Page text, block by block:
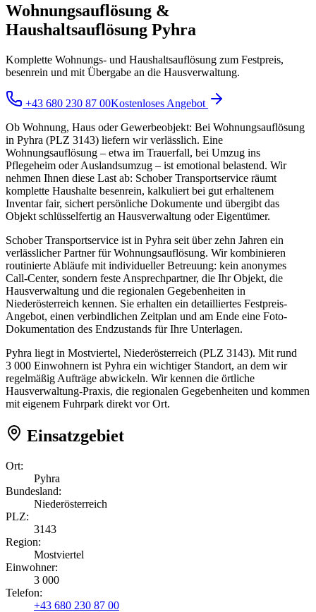
Wohnungsauflösung &
Haushaltsauflösung Pyhra
Komplette Wohnungs- und Haushaltsauflösung zum Festpreis,
besenrein und mit Übergabe an die Hausverwaltung.
+43 680 230 87 00Kostenloses Angebot
Ob Wohnung, Haus oder Gewerbeobjekt: Bei Wohnungsauflösung
in Pyhra (PLZ 3143) liefern wir verlässlich. Eine
Wohnungsauflösung – etwa im Trauerfall, bei Umzug ins
Pflegeheim oder Auslandsumzug – ist emotional belastend. Wir
nehmen Ihnen diese Last ab: Schober Transportservice räumt
komplette Haushalte besenrein, kalkuliert bei gut erhaltenem
Inventar fair, sichert persönliche Dokumente und übergibt das
Objekt schlüsselfertig an Hausverwaltung oder Eigentümer.
Schober Transportservice ist in Pyhra seit über zehn Jahren ein
verlässlicher Partner für Wohnungsauflösung. Wir kombinieren
routinierte Abläufe mit individueller Betreuung: kein anonymes
Call-Center, sondern feste Ansprechpartner, die Ihr Objekt, die
Hausverwaltung und die regionalen Gegebenheiten in
Niederösterreich kennen. Sie erhalten ein detailliertes Festpreis-
Angebot, einen verbindlichen Zeitplan und am Ende eine Foto-
Dokumentation des Endzustands für Ihre Unterlagen.
Pyhra liegt in Mostviertel, Niederösterreich (PLZ 3143). Mit rund
3 000 Einwohnern ist Pyhra ein wichtiger Standort, an dem wir
regelmäßig Aufträge abwickeln. Wir kennen die örtliche
Hausverwaltung-Praxis, die regionalen Gegebenheiten und kommen
mit eigenem Fuhrpark direkt vor Ort.
Einsatzgebiet
Ort:
Pyhra
Bundesland:
Niederösterreich
PLZ:
3143
Region:
Mostviertel
Einwohner:
3 000
Telefon:
+43 680 230 87 00